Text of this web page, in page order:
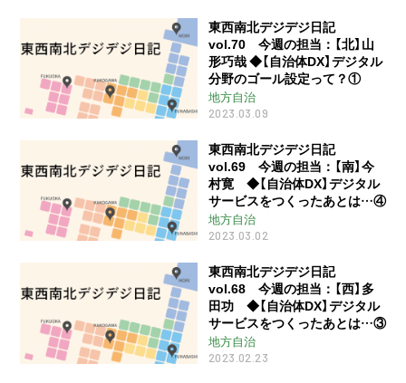
東西南北デジデジ日記
vol.70 今週の担当：【北】山
形巧哉 ◆【自治体DX】デジタル
分野のゴール設定って？①
地方自治
2023.03.09
東西南北デジデジ日記
vol.69 今週の担当：【南】今
村寛 ◆【自治体DX】デジタル
サービスをつくったあとは…④
地方自治
2023.03.02
東西南北デジデジ日記
vol.68 今週の担当：【西】多
田功 ◆【自治体DX】デジタル
サービスをつくったあとは…③
地方自治
2023.02.23